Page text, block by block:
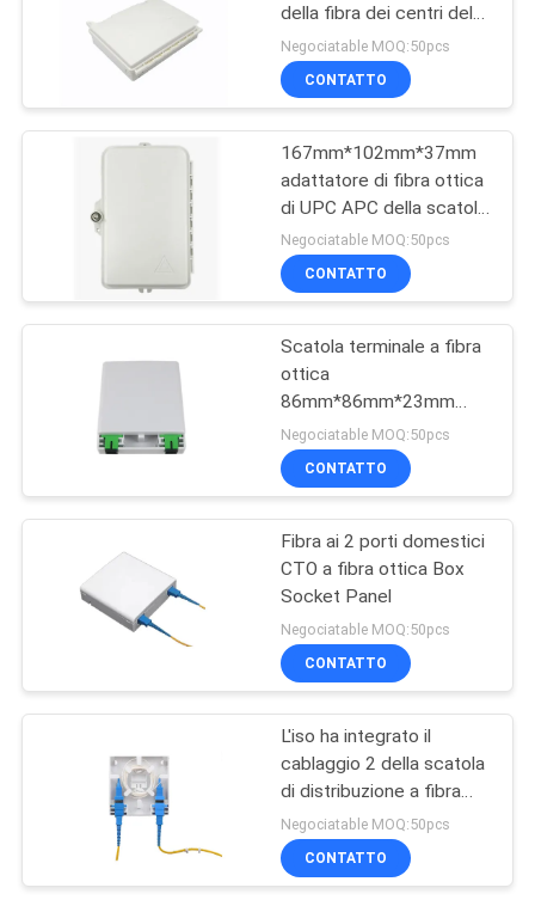
CONTATTICI
RICHIEDA
CITAZIONE
MAPPA
DEL
PRIVACY
WiFi GPON ONU
onu del epon di wifi
XPON ONTARIO
11
ZTE GPON ONU
78
della fibra dei centri del
ODM 2 dell'OEM
Negociatable MOQ:50pcs
CONTATTO
167mm*102mm*37mm
adattatore di fibra ottica
di UPC APC della scatola
terminale di 2 porti
Negociatable MOQ:50pcs
CONTATTO
Scatola terminale a fibra
ottica
86mm*86mm*23mm
delle porte di FTTH
Caixa CTO 2
Negociatable MOQ:50pcs
CONTATTO
Fibra ai 2 porti domestici
CTO a fibra ottica Box
Socket Panel
Negociatable MOQ:50pcs
CONTATTO
L'iso ha integrato il
cablaggio 2 della scatola
di distribuzione a fibra
ottica della scatola
terminale FTTH del
centro
Negociatable MOQ:50pcs
CONTATTO